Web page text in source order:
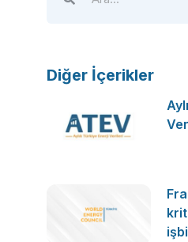
Diğer İçerikler